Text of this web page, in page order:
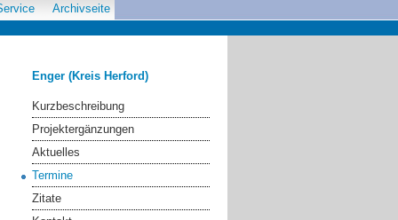
Archivseite
Enger (Kreis Herford)
Kurzbeschreibung
Projektergänzungen
Aktuelles
Termine
Zitate